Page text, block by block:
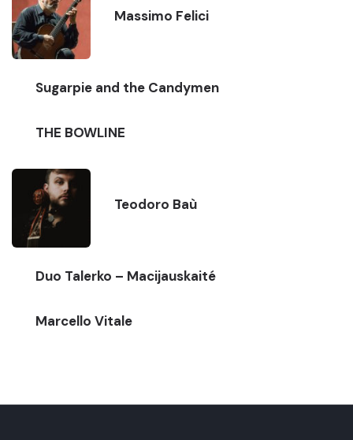
Massimo Felici
Sugarpie and the Candymen
THE BOWLINE
Teodoro Baù
Duo Talerko – Macijauskaité
Marcello Vitale